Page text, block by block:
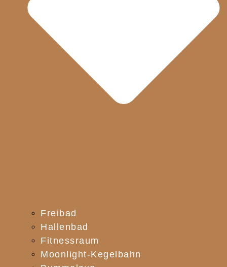
Freibad
Hallenbad
Fitnessraum
Moonlight-Kegelbahn